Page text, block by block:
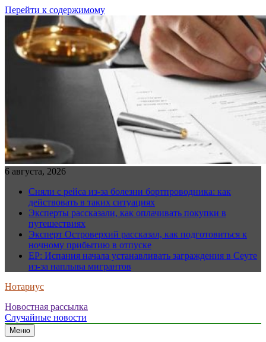
Перейти к содержимому
6 августа, 2026
Сняли с рейса из-за болезни бортпроводника: как
действовать в таких ситуациях
Эксперты рассказали, как оплачивать покупки в
путешествиях
Эксперт Островерхий рассказал, как подготовиться к
ночному прибытию в отпуске
EP: Испания начала устанавливать заграждения в Сеуте
из-за наплыва мигрантов
Нотариус
Новостная рассылка
Случайные новости
Меню